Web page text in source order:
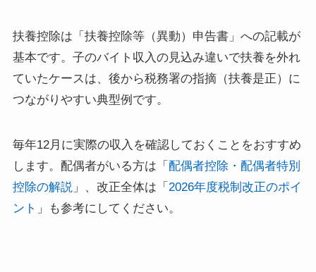
扶養控除は「扶養控除等（異動）申告書」への記載が
基本です。子のバイト収入の見込み違いで扶養を外れ
ていたケースは、後から税務署の指摘（扶養是正）に
つながりやすい典型例です。
毎年12月に実際の収入を確認しておくことをおすすめ
します。配偶者がいる方は「 配偶者控除・配偶者特別
控除の解説」、改正全体は「 2026年度税制改正のポイ
ント 」も参考にしてください。